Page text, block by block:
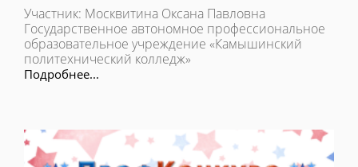
Участник: Москвитина Оксана Павловна
Государственное автономное профессиональное
образовательное учреждение «Камышинский
политехнический колледж»
Подробнее...